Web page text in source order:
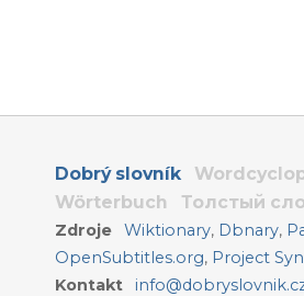
Dobrý slovník
Wörterbuch
Толстый
Zdroje Wiktionary, Dbnary,
OpenSubtitles.org, Project
Kontakt